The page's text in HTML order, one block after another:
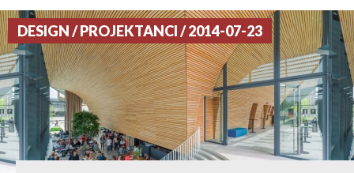
DESIGN / PROJEKTANCI / 2014-07-23